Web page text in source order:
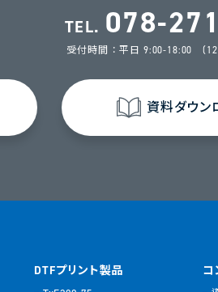
TEL. 078-
受付時間 ： 平日 9:00-18:00
資料ダウン
DTFプリント製品 コ